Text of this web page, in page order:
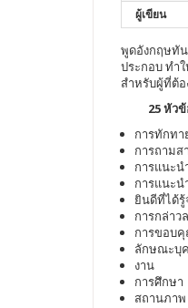
ผู้เขียน
พูดอังกฤษทั
ประกอบ ทำ
สำหรับผู้ที่ต้
25 หัว
การทักทา
การถาม
การแนะน
การแนะ
ยินดีที่ได้รู้
การกล่าว
การขอบ
ลักษณะบุ
งาน
การศึกษา
สถานภาพ